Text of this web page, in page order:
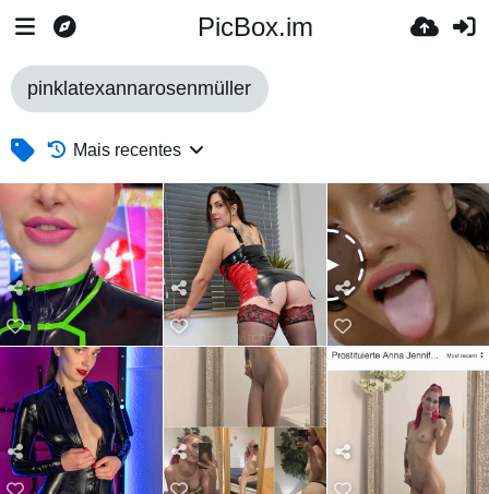
PicBox.im
pinklatexannarosenmüller
Mais recentes